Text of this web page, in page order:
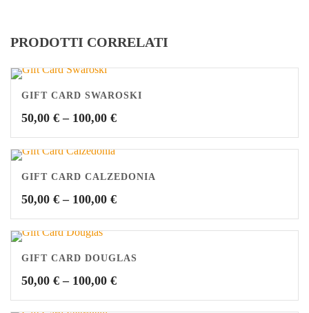
PRODOTTI CORRELATI
GIFT CARD SWAROSKI
50,00 € – 100,00 €
GIFT CARD CALZEDONIA
50,00 € – 100,00 €
GIFT CARD DOUGLAS
50,00 € – 100,00 €